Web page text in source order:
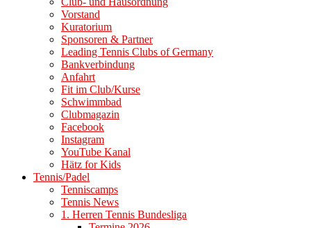
Vorstand
Kuratorium
Sponsoren & Partner
Leading Tennis Clubs of Germany
Bankverbindung
Anfahrt
Fit im Club/Kurse
Schwimmbad
Clubmagazin
Facebook
Instagram
YouTube Kanal
Hätz for Kids
Tennis/Padel
Tenniscamps
Tennis News
1. Herren Tennis Bundesliga